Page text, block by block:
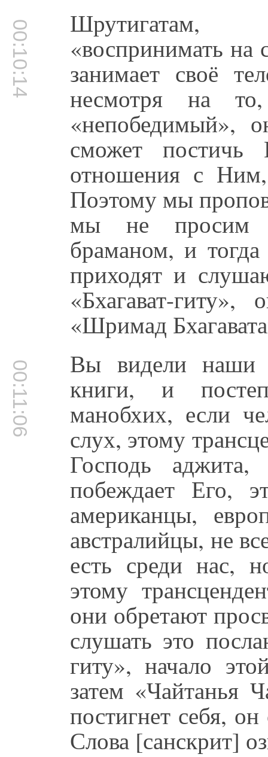
00:10:14 Шрутигатам,
«воспринимать на
занимает своё
несмотря на
«непобедимый»,
сможет
отношения с
Поэтому мы
мы не просим
браманом, и
приходят и
«Бхагават-
«Шримад
00:11:06 Вы видели наши
книги, и
манобхих, если
слух, этому
Господь аджита,
побеждает Его,
американцы,
австралийцы, не
есть среди нас,
этому
они обретают
слушать это
гиту», начало
затем «Чайтанья
постигнет себя,
Слова [санскрит]